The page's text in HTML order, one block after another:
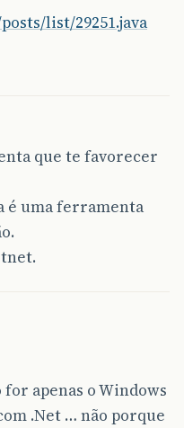
list/29251.java
que te favorecer
é uma ferramenta
apenas o Windows
.Net … não porque